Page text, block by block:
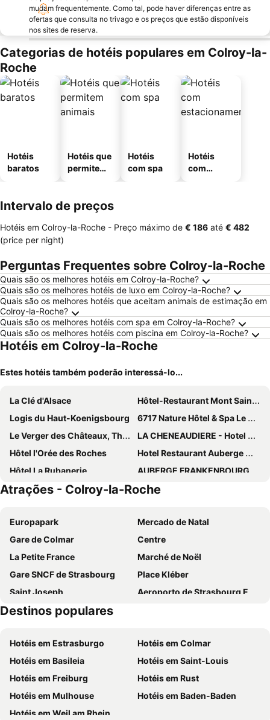
mudam frequentemente. Como tal, pode haver diferenças entre as
ofertas que consulta no trivago e os preços que estão disponíveis
nos sites de reserva.
Categorias de hotéis populares em Colroy-la-
Roche
Hotéis
baratos
Hotéis que
permitem
Hotéis
com spa
Hotéis
com
Intervalo de preços
Hotéis em Colroy-la-Roche - Preço máximo de ‎€ 186 até ‎€ 482
(price per night)
Perguntas Frequentes sobre Colroy-la-Roche
Quais são os melhores hotéis em Colroy-la-Roche?
Quais são os melhores hotéis de luxo em Colroy-la-Roche?
Quais são os melhores hotéis que aceitam animais de estimação em
Colroy-la-Roche?
Quais são os melhores hotéis com spa em Colroy-la-Roche?
Quais são os melhores hotéis com piscina em Colroy-la-Roche?
Hotéis em Colroy-la-Roche
Estes hotéis também poderão interessá-lo...
La Clé d'Alsace
Hôtel-Restaurant Mont Sainte-Odile
Logis du Haut-Koenigsbourg
6717 Nature Hôtel & Spa Le Clos des Délices
Le Verger des Châteaux, The Originals Relais
LA CHENEAUDIERE - Hotel Spa 5* - Relais Chateaux
Hôtel l'Orée des Roches
Hotel Restaurant Auberge Metzger
Hôtel La Rubanerie
AUBERGE FRANKENBOURG
La Fischhutte, The Originals Relais
Hotel-Restaurant De La Poste
Hotel Haut-Koenigsbourg
Hotel Le Manoir
Atrações - Colroy-la-Roche
Europapark
Mercado de Natal
Gare de Colmar
Centre
La Petite France
Marché de Noël
Gare SNCF de Strasbourg
Place Kléber
Saint Joseph
Aeroporto de Strasbourg Entzheim
Pequena Veneza
Centre
Hôtel de Ville Strasbourg
Bourse - Esplanade - Krutenau
Le Palais des Rohan
Colmar Airport
La Maison des Têtes
Restaurant Frankenbourg
Mont Sainte Odile
Chapelle Saint Sébastien
Destinos populares
Hotéis em Estrasburgo
Hotéis em Colmar
Hotéis em Basileia
Hotéis em Saint-Louis
Hotéis em Freiburg
Hotéis em Rust
Hotéis em Mulhouse
Hotéis em Baden-Baden
Hotéis em Weil am Rhein